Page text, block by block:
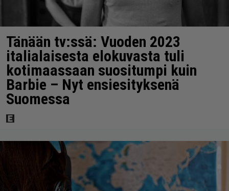
Tänään tv:ssä: Vuoden 2023
italialaisesta elokuvasta tuli
kotimaassaan suositumpi kuin
Barbie – Nyt ensiesityksenä
Suomessa